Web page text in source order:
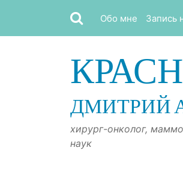
Обо мне Запись
ДМИТРИЙ
хирург-онколог,
наук